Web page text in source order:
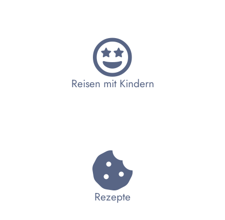
Reisen mit Kindern
Rezepte